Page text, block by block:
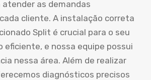
as demandas
cliente. A instalação correta
Split é crucial para o seu
eficiente, e nossa equipe possui
nessa área. Além de realizar
diagnósticos precisos